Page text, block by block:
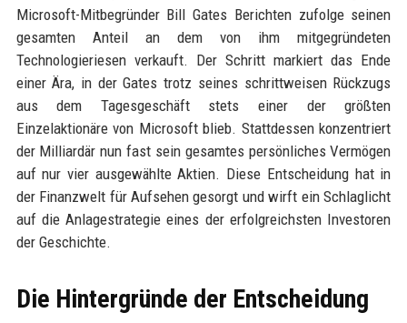
Microsoft-Mitbegründer Bill Gates Berichten zufolge seinen
gesamten Anteil an dem von ihm mitgegründeten
Technologieriesen verkauft. Der Schritt markiert das Ende
einer Ära, in der Gates trotz seines schrittweisen Rückzugs
aus dem Tagesgeschäft stets einer der größten
Einzelaktionäre von Microsoft blieb. Stattdessen konzentriert
der Milliardär nun fast sein gesamtes persönliches Vermögen
auf nur vier ausgewählte Aktien. Diese Entscheidung hat in
der Finanzwelt für Aufsehen gesorgt und wirft ein Schlaglicht
auf die Anlagestrategie eines der erfolgreichsten Investoren
der Geschichte.
Die Hintergründe der Entscheidung